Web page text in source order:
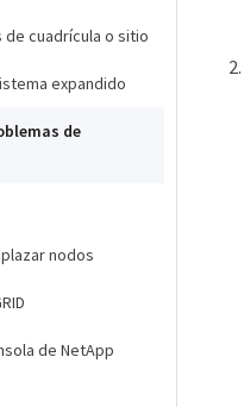
cuadrícula o sitio
expandido
de
nodos
de NetApp